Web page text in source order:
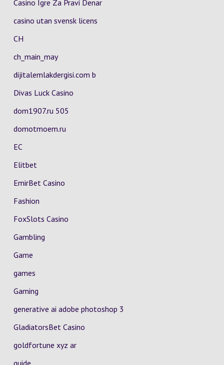
Casino Igre Za Pravi Denar
casino utan svensk licens
CH
ch_main_may
dijitalemlakdergisi.com b
Divas Luck Casino
dom1907.ru 505
domotmoem.ru
EC
Elitbet
EmirBet Casino
Fashion
FoxSlots Casino
Gambling
Game
games
Gaming
generative ai adobe photoshop 3
GladiatorsBet Casino
goldfortune xyz ar
guide